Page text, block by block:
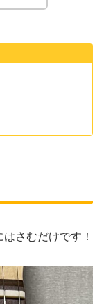
さむだけです！